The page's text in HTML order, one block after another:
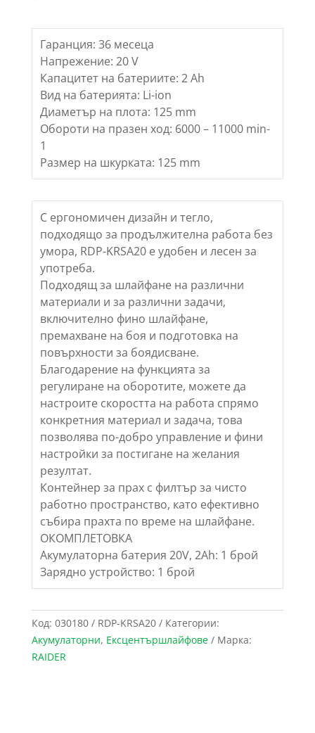
Гаранция: 36 месеца
Напрежение: 20 V
Капацитет на батериите: 2 Ah
Вид на батерията: Li-ion
Диаметър на плота: 125 mm
Обороти на празен ход: 6000 – 11000 min-
1
Размер на шкурката: 125 mm
С ергономичен дизайн и тегло,
подходящо за продължителна работа без
умора, RDP-KRSA20 е удобен и лесен за
употреба.
Подходящ за шлайфане на различни
материали и за различни задачи,
включително фино шлайфане,
премахване на боя и подготовка на
повърхности за боядисване.
Благодарение на функцията за
регулиране на оборотите, можете да
настроите скоростта на работа спрямо
конкретния материал и задача, това
позволява по-добро управление и фини
настройки за постигане на желания
резултат.
Контейнер за прах с филтър за чисто
работно пространство, като ефективно
събира прахта по време на шлайфане.
ОКОМПЛЕТОВКА
Акумулаторна батерия 20V, 2Ah: 1 брой
Зарядно устройство: 1 брой
Код: 030180 / RDP-KRSA20
Категории:
Акумулаторни, Ексцентършлайфове
Марка:
RAIDER